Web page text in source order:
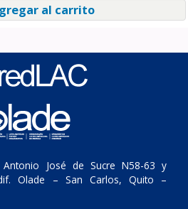
al carrito
Antonio José de Sucre N58-63 y
Olade – San Carlos, Quito –